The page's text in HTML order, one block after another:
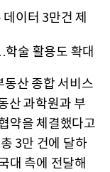
이터 3만건 제
술 활용도 확대
산 종합 서비스
산 과학원과 부
약을 체결했다고
3만 건에 달하
대 측에 전달해